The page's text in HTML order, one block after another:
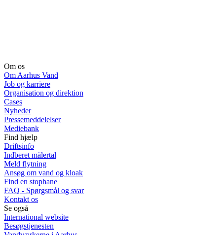
Om os
Om Aarhus Vand
Job og karriere
Organisation og direktion
Cases
Nyheder
Pressemeddelelser
Mediebank
Find hjælp
Driftsinfo
Indberet målertal
Meld flytning
Ansøg om vand og kloak
Find en stophane
FAQ - Spørgsmål og svar
Kontakt os
Se også
International website
Besøgstjenesten